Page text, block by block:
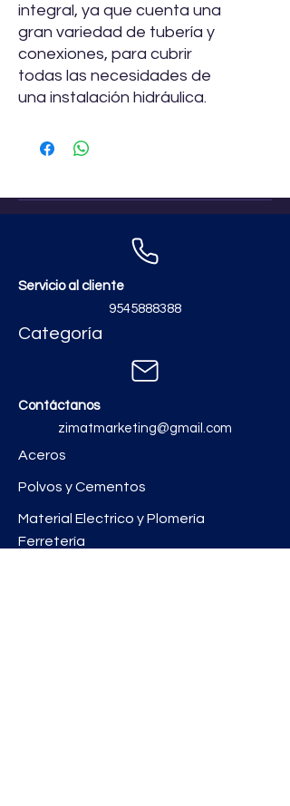
integral, ya que cuenta una
gran variedad de tubería y
conexiones, para cubrir
todas las necesidades de
una instalación hidráulica.
Servicio al cliente
9545888388
Categoría
Contáctanos
zimatmarketing@gmail.com
Aceros
Polvos y Cementos
Material Electrico y Plomería
Ferretería